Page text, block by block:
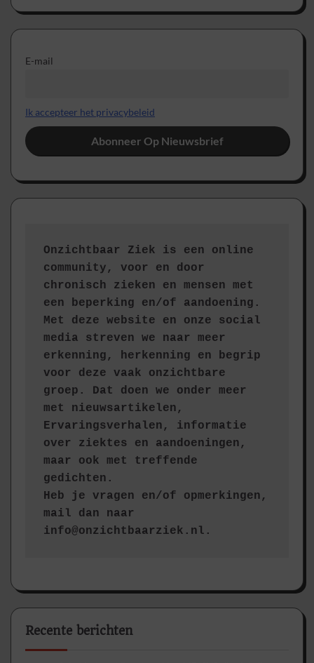
E-mail
Ik accepteer het privacybeleid
Onzichtbaar Ziek is een online
community, voor en door
chronisch zieken en mensen met
een beperking en/of aandoening.
Met deze website en onze social
media streven we naar meer
erkenning, herkenning en begrip
voor deze vaak onzichtbare
groep. Dat doen we onder meer
met nieuwsartikelen,
Ervaringsverhalen, informatie
over ziektes en aandoeningen,
maar ook met treffende
gedichten.
Heb je vragen en/of opmerkingen,
mail dan naar
info@onzichtbaarziek.nl.
Recente berichten